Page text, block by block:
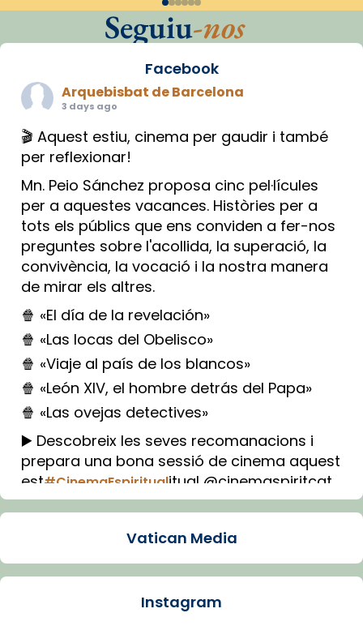
Seguiu-nos
Facebook
Arquebisbat de Barcelona
3 days ago
🎬 Aquest estiu, cinema per gaudir i també
per reflexionar!
Mn. Peio Sánchez proposa cinc pel·lícules
per a aquestes vacances. Històries per a
tots els públics que ens conviden a fer-nos
preguntes sobre l'acollida, la superació, la
convivència, la vocació i la nostra manera
de mirar els altres.
🍿 «El día de la revelación»
🍿 «Las locas del Obelisco»
🍿 «Viaje al país de los blancos»
🍿 «León XIV, el hombre detrás del Papa»
🍿 «Las ovejas detectives»
▶️ Descobreix les seves recomanacions i
prepara una bona sessió de cinema aquest
est#CinemaEspiritualitual @cinemaspiritcat
Imatge: Generada amb IA (OpenAI)
Arquebisbat de Barcelona
Vatican Media
Instagram